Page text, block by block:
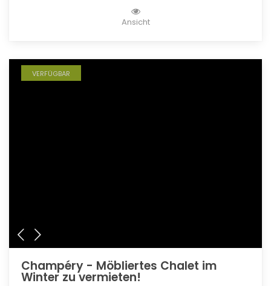
Ansicht
VERFÜGBAR
Champéry - Möbliertes Chalet im
Winter zu vermieten!